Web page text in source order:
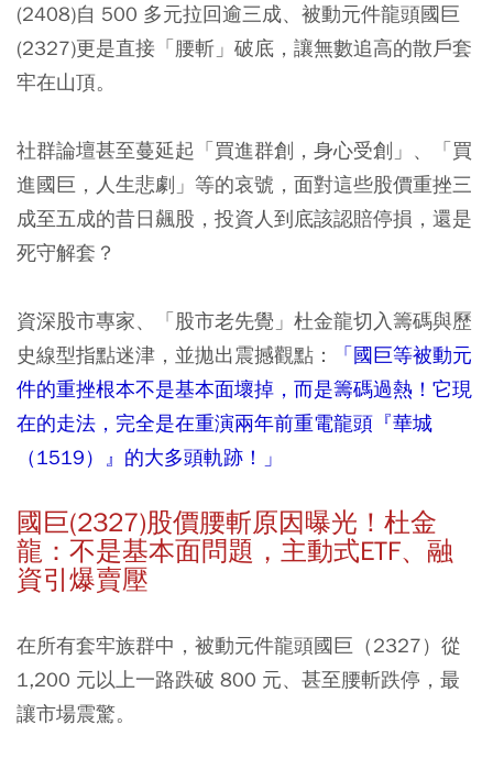
(2408)自 500 多元拉回逾三成、被動元件龍頭國巨
(2327)更是直接「腰斬」破底，讓無數追高的散戶套
牢在山頂。
社群論壇甚至蔓延起「買進群創，身心受創」、「買
進國巨，人生悲劇」等的哀號，面對這些股價重挫三
成至五成的昔日飆股，投資人到底該認賠停損，還是
死守解套？
資深股市專家、「股市老先覺」杜金龍切入籌碼與歷
史線型指點迷津，並拋出震撼觀點：
「國巨等被動元
件的重挫根本不是基本面壞掉，而是籌碼過熱！它現
在的走法，完全是在重演兩年前重電龍頭『華城
（1519）』的大多頭軌跡！」
國巨(2327)股價腰斬原因曝光！杜金
龍：不是基本面問題，主動式ETF、融
資引爆賣壓
在所有套牢族群中，被動元件龍頭國巨（2327）從
1,200 元以上一路跌破 800 元、甚至腰斬跌停，最
讓市場震驚。